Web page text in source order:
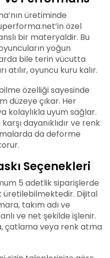
üretiminde
özel
bir materyaldir. Bu
yoğun
bile terin vücutta
atılır, oyuncu kuru kalır.
özelliği sayesinde
düzeye çıkar. Her
kolaylıkla uyum sağlar.
dayanıklıdır ve renk
da deforme
Seçenekleri
5 adetlik siparişlerde
üretilebilmektedir. Dijital
takım adı ve
ve net şekilde işlenir.
çatlama veya renk atma